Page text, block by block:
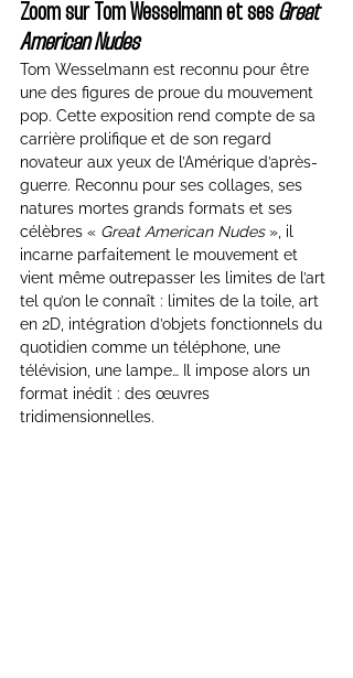
Zoom sur Tom Wesselmann et ses Great
American Nudes
Tom Wesselmann est reconnu pour être
une des figures de proue du mouvement
pop. Cette exposition rend compte de sa
carrière prolifique et de son regard
novateur aux yeux de l’Amérique d’après-
guerre. Reconnu pour ses collages, ses
natures mortes grands formats et ses
célèbres « Great American Nudes », il
incarne parfaitement le mouvement et
vient même outrepasser les limites de l’art
tel qu’on le connaît : limites de la toile, art
en 2D, intégration d’objets fonctionnels du
quotidien comme un téléphone, une
télévision, une lampe… Il impose alors un
format inédit : des œuvres
tridimensionnelles.